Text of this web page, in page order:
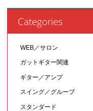
Categories
WEB／サロン
ガットギター関連
ギター／アンプ
スイング／グルーブ
スタンダード